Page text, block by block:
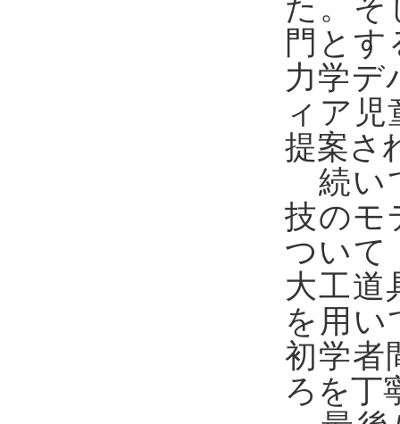
た。そ
門とす
力学デ
ィア
提案さ
続い
技のモ
ついて
大工道
を用い
初学者
ろを丁